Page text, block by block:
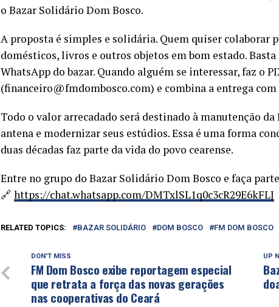
o Bazar Solidário Dom Bosco.
A proposta é simples e solidária. Quem quiser colaborar
domésticos, livros e outros objetos em bom estado.
WhatsApp do bazar. Quando alguém se interessar, faz o
(financeiro@fmdombosco.com) e combina a entrega com
Todo o valor arrecadado será destinado à manutenção
antena e modernizar seus estúdios. Essa é uma forma
duas décadas faz parte da vida do povo cearense.
Entre no grupo do Bazar Solidário Dom Bosco e faça
🔗 https://chat.whatsapp.com/DMTxlSL1q0c3cR29E6kFLJ
RELATED TOPICS: BAZAR SOLIDÁRIO DOM BOSCO FM DOM BOSCO
UP
DON'T MISS
FM Dom Bosco exibe reportagem especial
que retrata a força das novas gerações
nas cooperativas do Ceará